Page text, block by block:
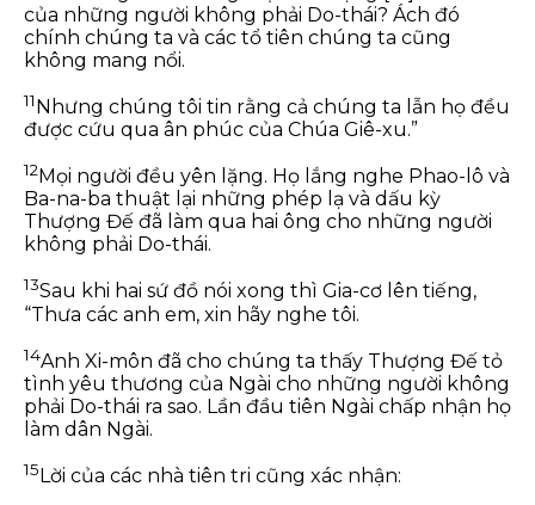
của những người không phải Do-thái? Ách đó
chính chúng ta và các tổ tiên chúng ta cũng
không mang nổi.
11Nhưng chúng tôi tin rằng cả chúng ta lẫn họ đều
được cứu qua ân phúc của Chúa Giê-xu.”
12 Mọi người đều yên lặng. Họ lắng nghe Phao-lô và
Ba-na-ba thuật lại những phép lạ và dấu kỳ
Thượng Đế đã làm qua hai ông cho những người
không phải Do-thái.
13Sau khi hai sứ đồ nói xong thì Gia-cơ lên tiếng,
“Thưa các anh em, xin hãy nghe tôi.
14Anh Xi-môn đã cho chúng ta thấy Thượng Đế tỏ
tình yêu thương của Ngài cho những người không
phải Do-thái ra sao. Lần đầu tiên Ngài chấp nhận họ
làm dân Ngài.
15 Lời của các nhà tiên tri cũng xác nhận: